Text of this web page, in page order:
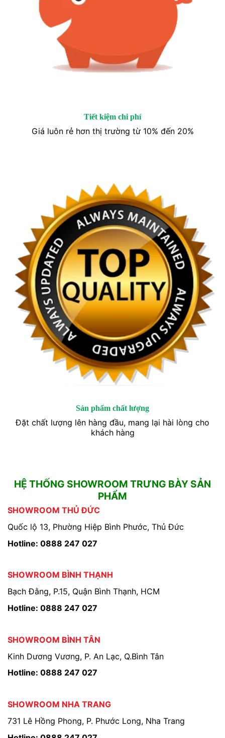
Tiết kiệm chi phí
Giá luôn rẻ hơn thị trường từ 10% đến 20%
Sản phẩm chất lượng
Đặt chất lượng lên hàng đầu, mang lại hài lòng cho
khách hàng
HỆ THỐNG SHOWROOM TRƯNG BÀY SẢN
PHẨM
SHOWROOM THỦ ĐỨC
Quốc lộ 13, Phường Hiệp Bình Phước, Thủ Đức
Hotline: 0888 247 027
SHOWROOM BÌNH THẠNH
Bạch Đằng, P.15, Quận Bình Thạnh, HCM
Hotline: 0888 247 027
SHOWROOM BÌNH TÂN
Kinh Dương Vương, P. An Lạc, Q.Bình Tân
Hotline: 0888 247 027
SHOWROOM NHA TRANG
731 Lê Hồng Phong, P. Phước Long, Nha Trang